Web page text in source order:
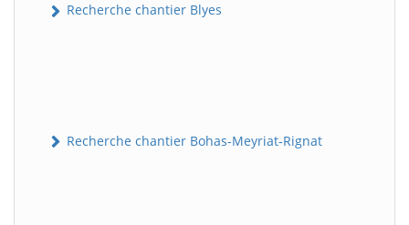
Recherche chantier Blyes
Recherche chantier Bohas-Meyriat-Rignat